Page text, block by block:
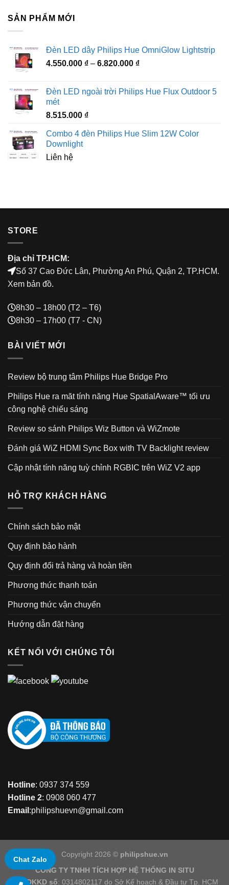
SẢN PHẨM MỚI
Đèn LED dây Philips Hue OmniGlow Lightstrip
4.550.000 ₫ – 6.820.000 ₫Khoảng
4.550.000 ₫
Đèn LED ngoài trời Philips Hue Flux Outdoor 5
mét
8.515.000 ₫
Combo 4 đèn Philips Hue Slim 12W Color
Downlight
Liên hệ
STORE
Địa chỉ TP.HCM:
Số 37 Cao Đức Lân, Phường An Phú, Quận 2, TP.HCM.
Xem bản đồ.
8h30 – 18h00 (T2 – T6)
8h30 – 17h00 (T7 - CN)
BÀI VIẾT MỚI
Review bộ trung tâm Philips Hue Bridge Pro
Philips Hue ra măt tính năng Hue SpatialAware™ tối ưu
công nghệ chiếu sáng
Review so sánh Philips Wiz Button và WiZmote
Đánh giá WiZ HDMI Sync Box with TV Backlight review
Cập nhật tính năng tuỳ chỉnh RGBIC trên WiZ V2 app
HỖ TRỢ KHÁCH HÀNG
Chính sách bảo mật
Quy định bảo hành
Quy định đổi trả hàng và hoàn tiền
Phương thức thanh toán
Phương thức vận chuyển
Hướng dẫn đặt hàng
KẾT NỐI VỚI CHÚNG TÔI
Hotline: 0937 374 559
Hotline 2: 0908 060 477
Email :philipshuevn@gmail.com
Copyright 2026 © philipshue.vn
CÔNG TY TNHH TÍCH HỢP HỆ THỐNG IN SITU
GCNDKKD số: 0314802117 do Sở Kế hoạch & Đầu tư Tp. HCM
Chat Zalo